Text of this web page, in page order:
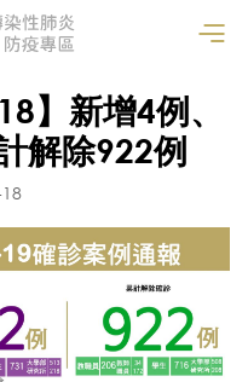
】新增4例、
解除922例